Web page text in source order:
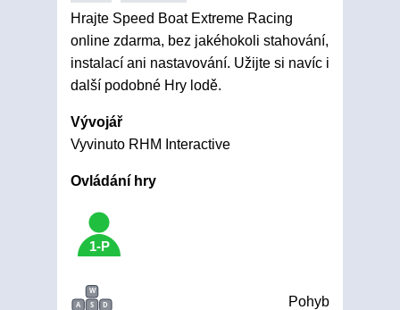
Hrajte Speed Boat Extreme Racing
online zdarma, bez jakéhokoli stahování,
instalací ani nastavování. Užijte si navíc i
další podobné Hry lodě.
Vývojář
Vyvinuto RHM Interactive
Ovládání hry
1-P
W
A
S D Pohyb